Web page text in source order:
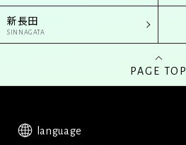
新長田
SINNAGATA
PAGE TOP
language